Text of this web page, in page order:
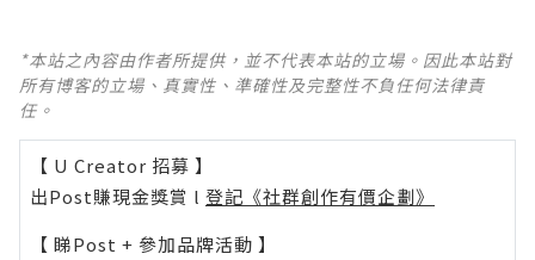
*本站之內容由作者所提供，並不代表本站的立場。因此本站對
所有博客的立場、真實性、準確性及完整性不負任何法律責
任。
【 U Creator 招募 】
出Post賺現金獎賞 l 登記《社群創作有價企劃》
【 睇Post + 參加品牌活動 】